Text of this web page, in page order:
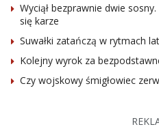
Wyciął bezprawnie dwie
się karze
Suwałki zatańczą w rytmach
Kolejny wyrok za
Czy wojskowy śmigłowiec